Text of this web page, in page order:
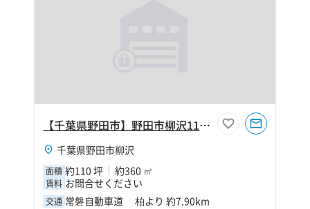
【千葉県野田市】野田市柳沢110坪倉庫
千葉県野田市柳沢
面積 約110 坪 約360 ㎡
賃料 お問合せください
交通 常磐自動車道 柏より 約7.90km